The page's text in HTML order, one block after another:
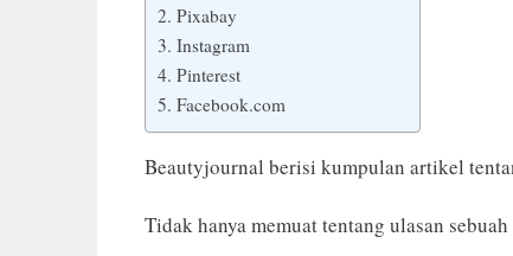
2. Pixabay
3. Instagram
4. Pinterest
5. Facebook.com
Beautyjournal berisi kumpulan artikel
Tidak hanya memuat tentang ulasan